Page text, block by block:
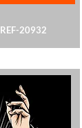
REF-20932